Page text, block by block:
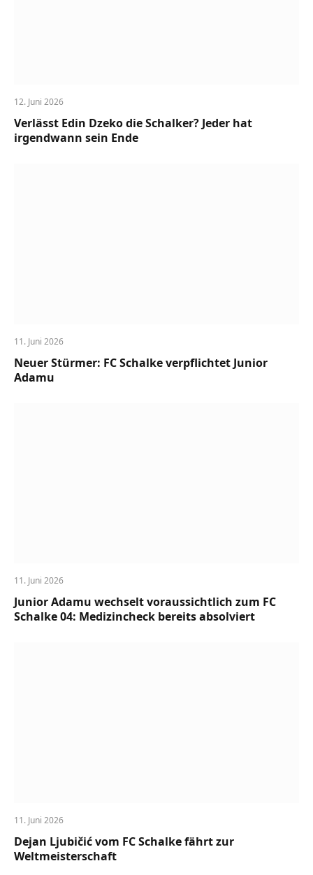
12. Juni 2026
Verlässt Edin Dzeko die Schalker? Jeder hat
irgendwann sein Ende
11. Juni 2026
Neuer Stürmer: FC Schalke verpflichtet Junior
Adamu
11. Juni 2026
Junior Adamu wechselt voraussichtlich zum FC
Schalke 04: Medizincheck bereits absolviert
11. Juni 2026
Dejan Ljubičić vom FC Schalke fährt zur
Weltmeisterschaft